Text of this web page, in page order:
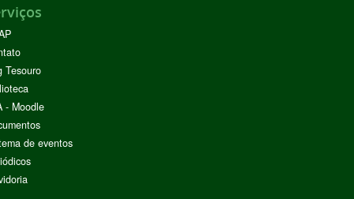
Tesouro
- Moodle
de eventos